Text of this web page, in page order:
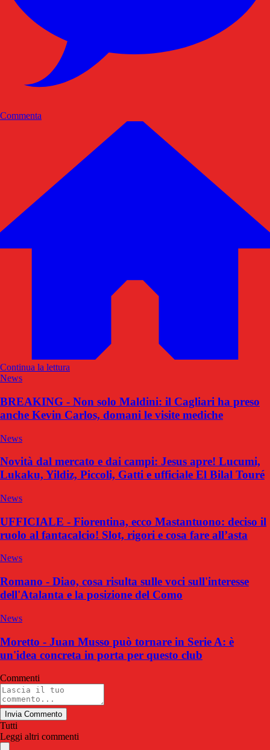
Commenta
Continua la lettura
News
BREAKING - Non solo Maldini: il Cagliari ha preso
anche Kevin Carlos, domani le visite mediche
News
Novità dal mercato e dai campi: Jesus apre! Lucumi,
Lukaku, Yildiz, Piccoli, Gatti e ufficiale El Bilal Touré
News
UFFICIALE - Fiorentina, ecco Mastantuono: deciso il
ruolo al fantacalcio! Slot, rigori e cosa fare all’asta
News
Romano - Diao, cosa risulta sulle voci sull'interesse
dell'Atalanta e la posizione del Como
News
Moretto - Juan Musso può tornare in Serie A: è
un'idea concreta in porta per questo club
Commenti
Invia Commento
Tutti
Leggi altri commenti